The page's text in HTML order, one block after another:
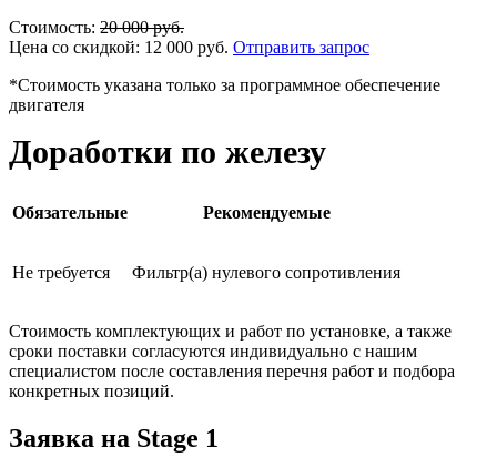
Стоимость: 20 000руб.
Цена со скидкой: 12 000 руб. Отправить запрос
*Стоимость указана только за программное обеспечение
двигателя
Доработки по железу
Обязательные Рекомендуемые
Не требуется Фильтр(а) нулевого сопротивления
Стоимость комплектующих и работ по установке, а также
сроки поставки согласуются индивидуально с нашим
специалистом после составления перечня работ и подбора
конкретных позиций.
Заявка на Stage 1